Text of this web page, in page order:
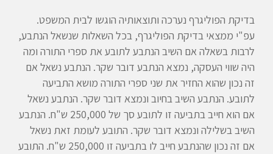
בדיקת הפוליגרף נערכה ותוצאותיה הוגשו לבית המשפט.
עפ"י ממצאי בדיקת הפוליגרף, בכל השאלות שנשאל הנתבע,
לרבות בשאלה אם השיב הנתבע לתובע את ספרי התורה ומה
היה שווי העסקה, נמצא הנתבע דובר שקר. הנתבע נשאל אם
זה נכון שהוא החזיר את שני ספרי התורה מושא התביעה
לתובע. הנתבע השיב בחיוב ונמצא דובר שקר. הנתבע נשאל
אם הוא חייב בתביעה זו לתובע סך של 250,000 ש"ח. הנתבע
השיב בשלילה ונמצא דובר שקר. התובע לעומת זאת נשאל
אם זה נכון שהנתבע חייב לו בתביעה זו 250,000 ש"ח. התובע